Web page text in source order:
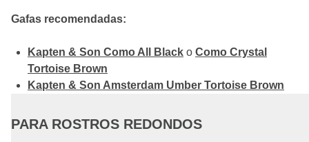
Gafas recomendadas:
Kapten & Son Como All Black o Como Crystal
Tortoise Brown
Kapten & Son Amsterdam Umber Tortoise Brown
PARA ROSTROS REDONDOS